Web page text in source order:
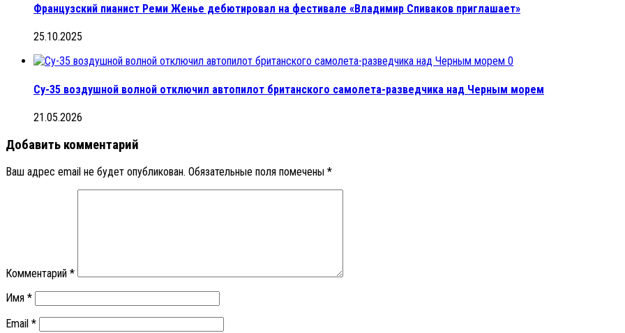
Французский пианист Реми Женье дебютировал на фестивале «Владимир Спиваков приглашает»
25.10.2025
0
Су-35 воздушной волной отключил автопилот британского самолета-разведчика над Черным морем
21.05.2026
Добавить комментарий
Ваш адрес email не будет опубликован. Обязательные поля помечены *
Комментарий *
Имя *
Email *